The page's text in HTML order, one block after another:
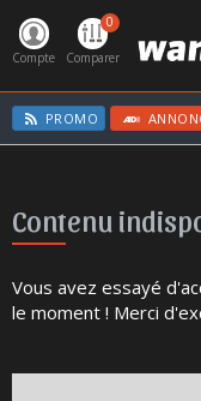
Compte
0
Comparer
PROMO
Contenu
Vous avez essayé
le moment ! Merci